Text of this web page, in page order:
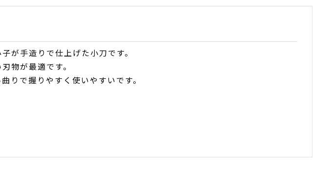
が手造りで仕上げた小刀です。
物が最適です。
りで握りやすく使いやすいです。